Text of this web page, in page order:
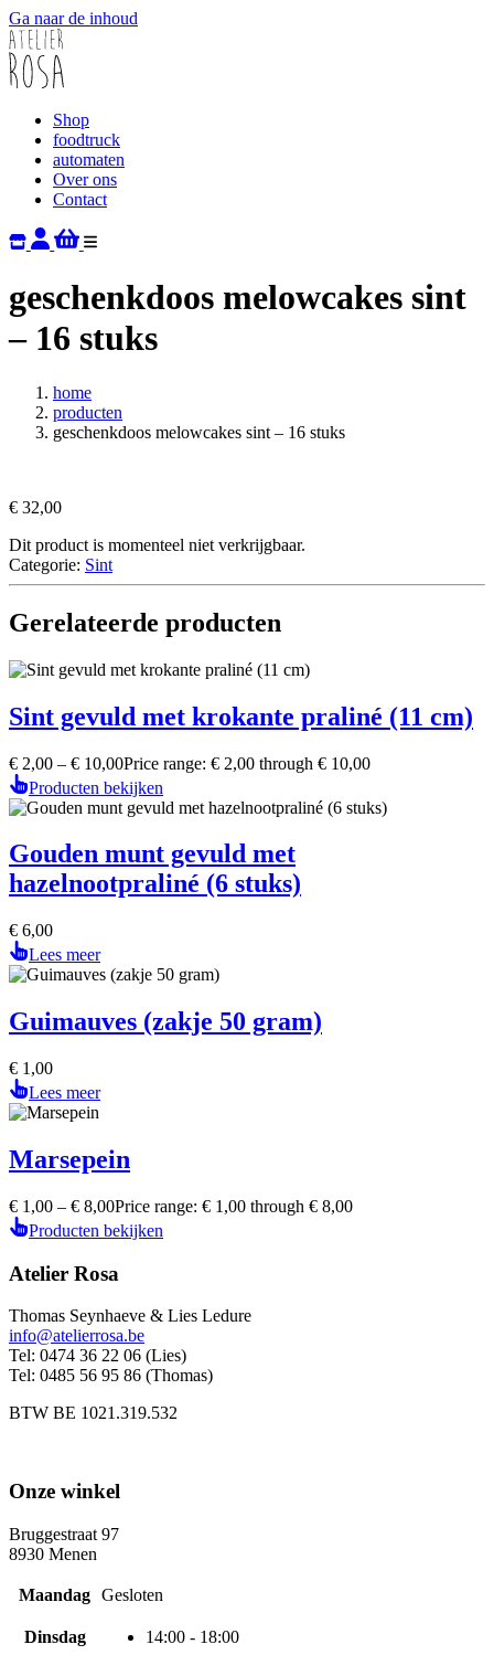
Ga naar de inhoud
Shop
foodtruck
automaten
Over ons
Contact
geschenkdoos melowcakes sint
– 16 stuks
home
producten
geschenkdoos melowcakes sint – 16 stuks
€ 32,00
Dit product is momenteel niet verkrijgbaar.
Categorie: Sint
Gerelateerde producten
Sint gevuld met krokante praliné (11 cm)
€ 2,00 – € 10,00Price range: € 2,00 through € 10,00
Producten bekijken
Gouden munt gevuld met
hazelnootpraliné (6 stuks)
€ 6,00
Lees meer
Guimauves (zakje 50 gram)
€ 1,00
Lees meer
Marsepein
€ 1,00 – € 8,00Price range: € 1,00 through € 8,00
Producten bekijken
Atelier Rosa
Thomas Seynhaeve & Lies Ledure
info@atelierrosa.be
Tel: 0474 36 22 06 (Lies)
Tel: 0485 56 95 86 (Thomas)
BTW BE 1021.319.532
Onze winkel
Bruggestraat 97
8930 Menen
Maandag Gesloten
Dinsdag 14:00 - 18:00